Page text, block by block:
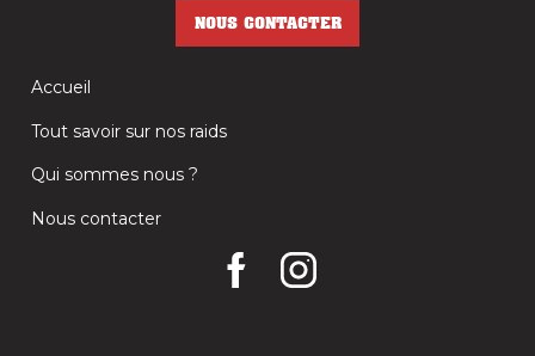
NOUS CONTACTER
Accueil
Tout savoir sur nos raids
Qui sommes nous ?
Nous contacter